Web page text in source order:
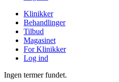
Klinikker
Behandlinger
Tilbud
Magasinet
For Klinikker
Log ind
Ingen termer fundet.